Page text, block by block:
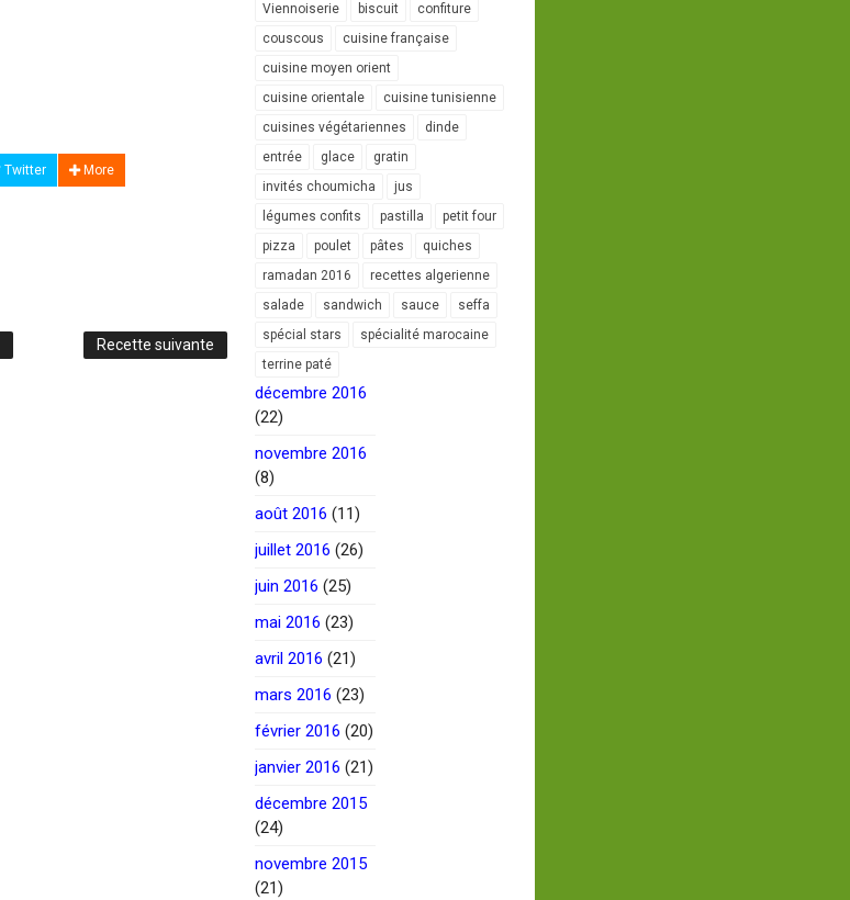
Twitter More
Recette suivante
Viennoiserie
biscuit
confiture
couscous
cuisine française
cuisine moyen orient
cuisine orientale
cuisine tunisienne
cuisines végétariennes
dinde
entrée
glace
gratin
invités choumicha
jus
légumes confits
pastilla
petit four
pizza
poulet pâtes
quiches
ramadan 2016
recettes algerienne
salade
sandwich sauce
seffa
spécial stars
spécialité marocaine
terrine paté
décembre 2016
(22)
novembre 2016
(8)
août 2016 (11)
juillet 2016 (26)
juin 2016 (25)
mai 2016 (23)
avril 2016 (21)
mars 2016 (23)
février 2016 (20)
janvier 2016 (21)
décembre 2015
(24)
novembre 2015
(21)